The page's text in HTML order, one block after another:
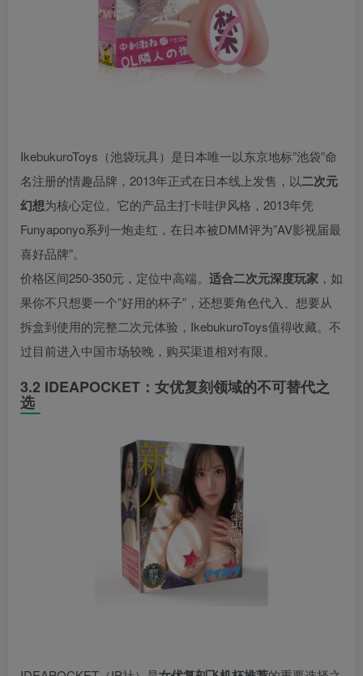
IkebukuroToys（池袋玩具）是日本唯一以东京地标”池袋”命
名注册的情趣品牌，2013年正式在日本线上发售，以二次元
幻想为核心定位。它的产品主打卡哇伊风格，2013年凭
Funyaponyo系列一炮走红，在日本被DMM评为”AV影视届最
喜好品牌”。
价格区间250-350元，定位中高端。 适合二次元深度玩家 ，如
果你不只想要一个”好用的杯子”，还想要角色代入、想要从
拆盒到使用的完整二次元体验，IkebukuroToys值得收藏。不
过目前进入中国市场较晚，购买渠道相对有限。
3.2 IDEAPOCKET：女优复刻领域的不可替代之
选